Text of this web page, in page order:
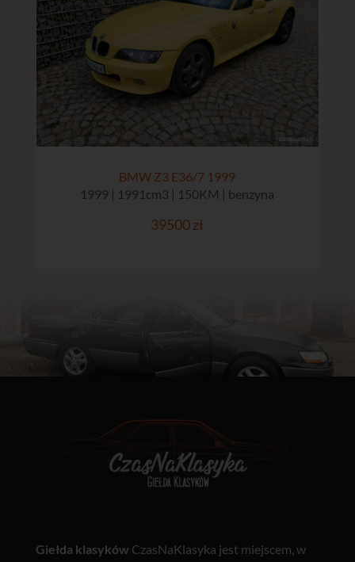
BMW Z3 E36/7 1999
1999 | 1991cm3 | 150KM | benzyna
39500 zł
Giełda klasyków CzasNaKlasyka jest miejscem, w